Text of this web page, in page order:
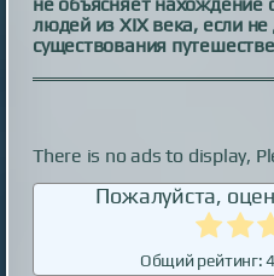
людей из XIX века, если
существования
There is no ads to display,
Пожалуйста,
Общий рейтинг: